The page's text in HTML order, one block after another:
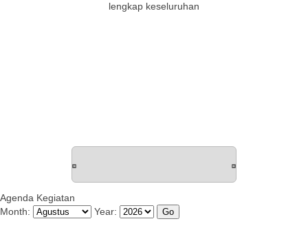
lengkap keseluruhan
Agenda Kegiatan
Month:
Year: